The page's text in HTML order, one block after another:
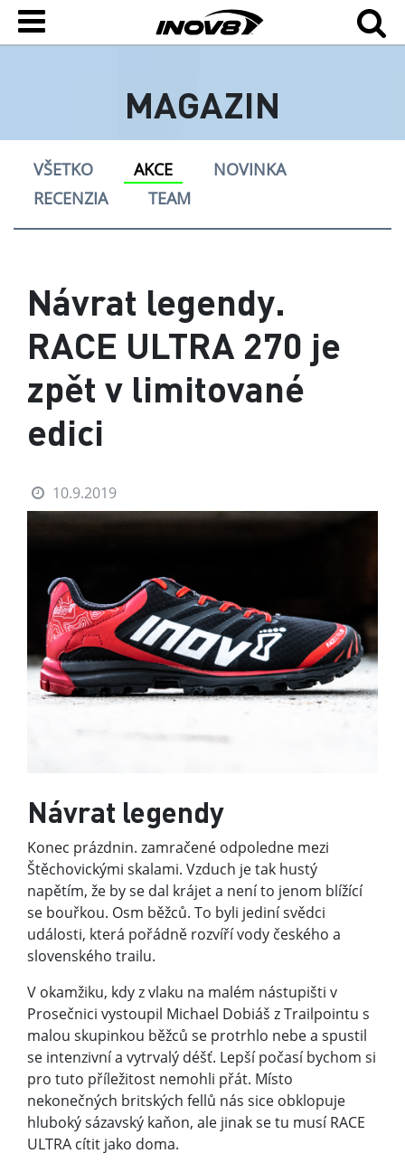
MAGAZIN
VŠETKO AKCE
NOVINKA
RECENZIA
TEAM
Návrat legendy.
RACE ULTRA 270 je
zpět v limitované
edici
10.9.2019
Návrat legendy
Konec prázdnin. zamračené odpoledne mezi
Štěchovickými skalami. Vzduch je tak hustý
napětím, že by se dal krájet a není to jenom blížící
se bouřkou. Osm běžců. To byli jediní svědci
události, která pořádně rozvíří vody českého a
slovenského trailu.
V okamžiku, kdy z vlaku na malém nástupišti v
Prosečnici vystoupil Michael Dobiáš z Trailpointu s
malou skupinkou běžců se protrhlo nebe a spustil
se intenzivní a vytrvalý déšť. Lepší počasí bychom si
pro tuto příležitost nemohli přát. Místo
nekonečných britských fellů nás sice obklopuje
hluboký sázavský kaňon, ale jinak se tu musí RACE
ULTRA cítit jako doma.